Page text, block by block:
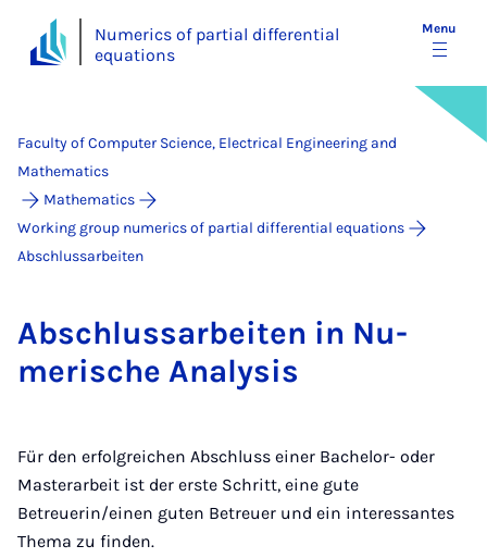
Numerics of partial differential
equations
Menu
Faculty of Computer Science, Electrical Engineering and
Mathematics
Mathematics
Working group numerics of partial differential equations
Abschlussarbeiten
Ab­schlus­sarbeiten in Nu­
merische Ana­lys­is
Für den erfolgreichen Abschluss einer Bachelor- oder
Masterarbeit ist der erste Schritt, eine gute
Betreuerin/einen guten Betreuer und ein interessantes
Thema zu finden.